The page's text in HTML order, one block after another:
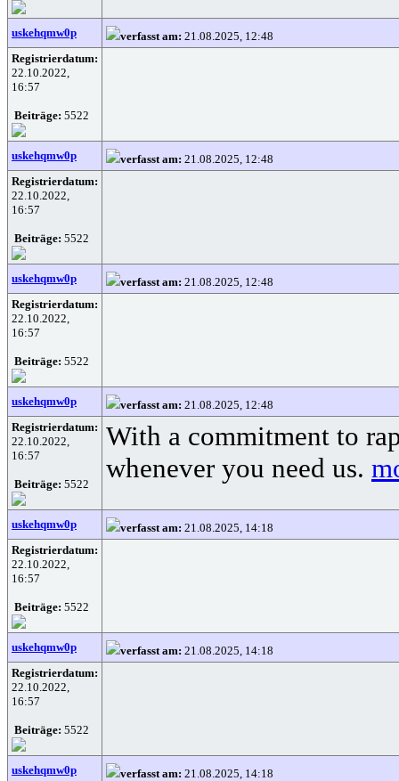
uskehqmw0p verfasst am: 21.08.2025, 12:48
Registrierdatum:
22.10.2022,
16:57
Beiträge: 5522
uskehqmw0p verfasst am: 21.08.2025, 12:48
Registrierdatum:
22.10.2022,
16:57
Beiträge: 5522
uskehqmw0p verfasst am: 21.08.2025, 12:48
Registrierdatum:
22.10.2022,
16:57
Beiträge: 5522
uskehqmw0p verfasst am: 21.08.2025, 12:48
Registrierdatum:
22.10.2022,
16:57
Beiträge: 5522
With a commitment to
whenever you need us.
uskehqmw0p verfasst am: 21.08.2025, 14:18
Registrierdatum:
22.10.2022,
16:57
Beiträge: 5522
uskehqmw0p verfasst am: 21.08.2025, 14:18
Registrierdatum:
22.10.2022,
16:57
Beiträge: 5522
uskehqmw0p verfasst am: 21.08.2025, 14:18